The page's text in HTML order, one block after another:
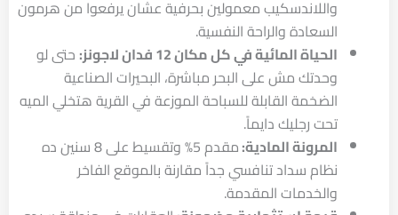
واللاندسكيب معمولين بحرفية عشان يرفعوا من هرمون
السعادة والراحة النفسية.
الحياة المائية في كل مكان 12 فدان لاجونز:
حتى لو
وحدتك مش على البحر مباشرة، البحيرات الصناعية
الضخمة القابلة للسباحة الموزعة في القرية هتخلي الميه
تحت رجليك دايماً.
المرونة المادية:
مقدم 5% وتقسيط على 8 سنين ده
نظام سداد تنافسي جداً مقارنة بالموقع الفاخر
والخدمات المقدمة.